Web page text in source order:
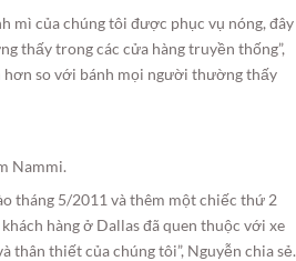
mì của chúng tôi được phục vụ nóng, đây
thấy trong các cửa hàng truyền thống”,
hơn so với bánh mọi người thường thấy
Nammi.
tháng 5/2011 và thêm một chiếc thứ 2
hàng ở Dallas đã quen thuộc với xe
thân thiết của chúng tôi”, Nguyễn chia sẻ.